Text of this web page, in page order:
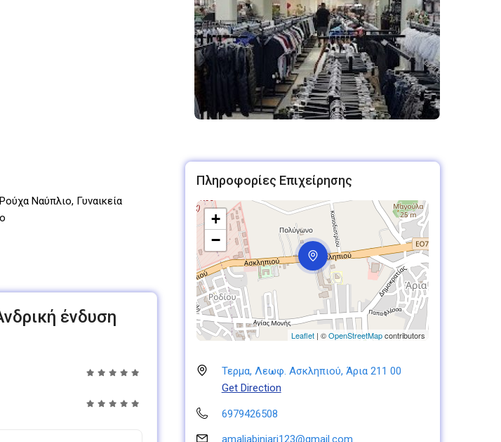
Ναύπλιο, Γυναικεία
ένδυση
Πληροφορίες Επιχείρησης
+
−
Leaflet| ©OpenStreetMapcontributors
Τερμα, Λεωφ. Ασκληπιού, Άρια 211 00
Get Direction
6979426508
amaliabiniari123@gmail.com